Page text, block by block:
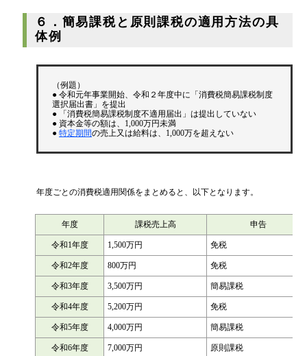
６．簡易課税と原則課税の適用方法の具
体例
（例題）
● 令和元年事業開始、令和２年度中に「消費税簡易課税制度
選択届出書」を提出
● 「消費税簡易課税制度不適用届出」は提出していない
● 資本金等の額は、1,000万円未満
● 特定期間の売上又は給料は、1,000万を超えない
年度ごとの消費税適用関係をまとめると、以下となります。
年度 課税売上高 申告
令和1年度 1,500万円 免税
令和2年度 800万円 免税
令和3年度 3,500万円 簡易課税
令和4年度 5,200万円 免税
令和5年度 4,000万円 簡易課税
令和6年度 7,000万円 原則課税